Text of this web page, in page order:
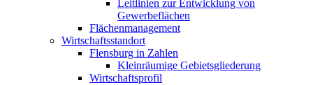
Leitlinien zur Entwicklung von
Gewerbeflächen
Flächenmanagement
Wirtschaftsstandort
Flensburg in Zahlen
Kleinräumige Gebietsgliederung
Wirtschaftsprofil